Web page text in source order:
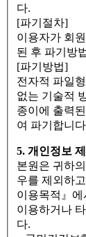
다.
[파기절차]
이용자가 회
된 후 파기방
[파기방법]
전자적 파일
없는 기술적
종이에 출력
여 파기합니
5. 개인정보
본원은 귀하
우를 제외하
이용목적』
이용하거나
다.